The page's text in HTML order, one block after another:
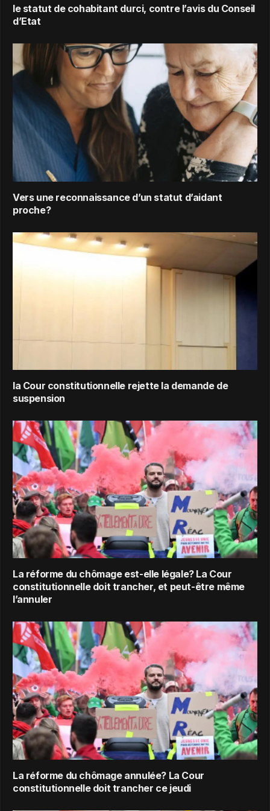
le statut de cohabitant durci, contre l’avis du Conseil
d’Etat
Vers une reconnaissance d’un statut d’aidant
proche?
la Cour constitutionnelle rejette la demande de
suspension
La réforme du chômage est-elle légale? La Cour
constitutionnelle doit trancher, et peut-être même
l’annuler
La réforme du chômage annulée? La Cour
constitutionnelle doit trancher ce jeudi